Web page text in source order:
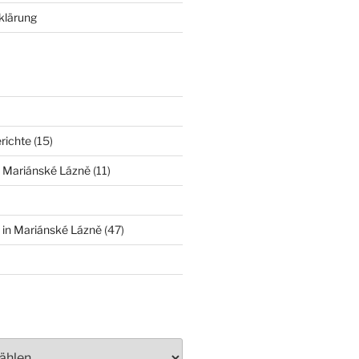
(15)
Lázně(11)
Mariánské Lázně(47)